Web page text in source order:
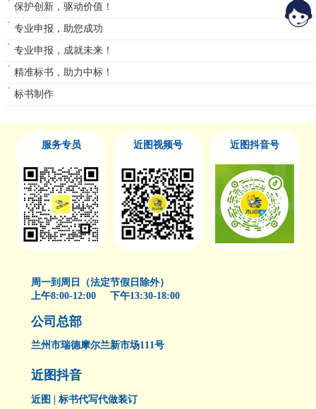
保护创新，驱动价值！
专业申报，助您成功
专业申报，成就未来！
精准标书，助力中标！
标书制作
服务专员 近图视频号 近图抖音号
周一到周日（法定节假日除外）
上午8:00-12:00 下午13:30-18:00
公司总部
兰州市瑞德摩尔兰新市场111号
近图抖音
近图 | 标书代写代做装订